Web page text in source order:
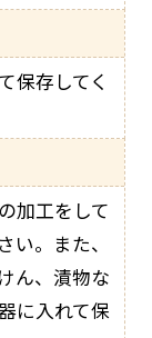
保存してく
加工をして
。また、
ん、漬物な
に入れて保